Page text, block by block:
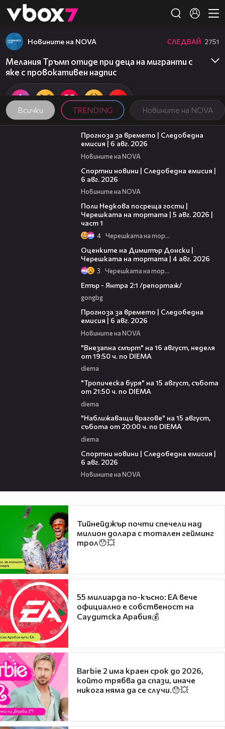
👾
Всички TRENDING Новините на NOVA
Новините на NOVA СЛЕДВАЙ 2751
Мелания Тръмп отиде при деца на мигранти с
яке с провокативен надпис
02:19
Прогноза за времето | Следобедна
емисия | 6 авг. 2026
Новините на NOVA
Спортни новини | Следобедна емисия |
6 авг. 2026
Новините на NOVA
Поли Недкова посреща гости |
Черешката на тортата | 5 авг. 2026 |
част 1
4 Черешката на тортата
Оценките на Димитър Донски |
Черешката на тортата | 4 авг. 2026
3 Черешката на тортата
Етър - Янтра 2:1 /репортаж/
gongbg
Прогноза за времето | Следобедна
емисия | 6 авг. 2026
Новините на NOVA
"Внезапна смърт" на 16 август, неделя
от 19:50 ч. по DIEMA
diema
"Тропическа буря" на 15 август, събота
от 21:50 ч. по DIEMA
diema
"Наближаващи врагове" на 15 август,
събота от 20:00 ч. по DIEMA
diema
Спортни новини | Следобедна емисия |
6 авг. 2026
Новините на NOVA
Тийнейджър почти спечели над
милион долара с тотален гейминг
трол😯💥
55 милиарда по-късно: EA вече
официално е собственост на
Саудитска Арабия💰
Barbie 2 има краен срок до 2026,
който трябва да спази, иначе
никога няма да се случи.😯💥